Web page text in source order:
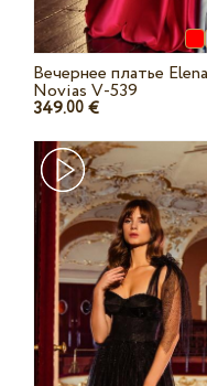
Вечернее платье Elena
Novias V-539
349.00 €